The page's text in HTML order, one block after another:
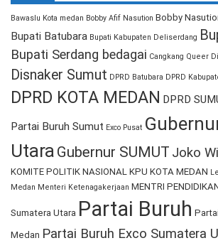
Bawaslu Kota medan Bobby Afif Nasution Bobby
Bupati Batubara Bupati Kabupaten Deliserdang
Bupati Serdang bedagai Cangkang Queer
Disnaker Sumut DPRD Batubara DPRD
DPRD KOTA MEDAN DPRD
Partai Buruh Sumut Exco Pusat
Utara Gubernur SUMUT Joko
KOMITE POLITIK NASIONAL KPU KOTA MEDAN
Medan Menteri Ketenagakerjaan MENTRI
Sumatera Utara Partai Buruh
Medan Partai Buruh Exco Sumatera